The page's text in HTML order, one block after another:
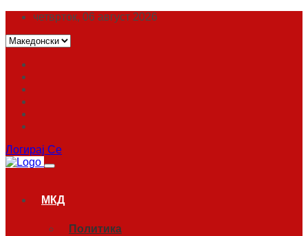
четврток, 06 август 2026
Логирај Се
МКД
Политика